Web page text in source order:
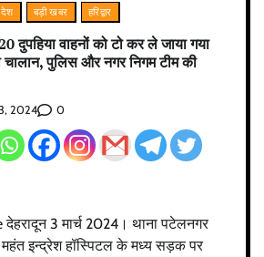
बड़ी खबर हरिद्वार
दुपहिया वाहनों को टो कर ले जाया गया
चालान, पुलिस और नगर निगम टीम की
2024 0
3 मार्च 2024। थाना पटेलनगर
महंत इन्द्रेश हॉस्पिटल के मध्य सड़क पर